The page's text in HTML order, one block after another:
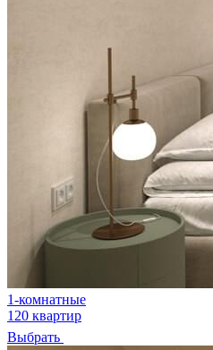
1-комнатные
120 квартир
Выбрать